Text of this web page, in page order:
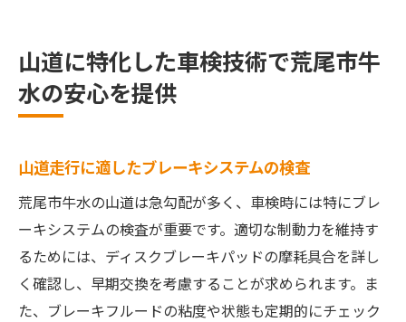
山道に特化した車検技術で荒尾市牛
水の安心を提供
山道走行に適したブレーキシステムの検査
荒尾市牛水の山道は急勾配が多く、車検時には特にブレ
ーキシステムの検査が重要です。適切な制動力を維持す
るためには、ディスクブレーキパッドの摩耗具合を詳し
く確認し、早期交換を考慮することが求められます。ま
た、ブレーキフルードの粘度や状態も定期的にチェック